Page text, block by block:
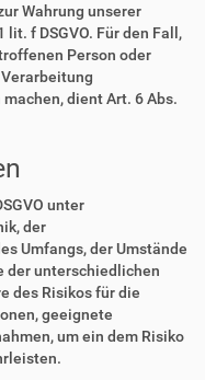
Wahrung unserer
f DSGVO. Für den Fall,
Person oder
dient Art. 6 Abs.
unter
der
Umfangs, der Umstände
der unterschiedlichen
des Risikos für die
geeignete
um ein dem Risiko